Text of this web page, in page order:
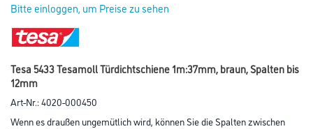
Bitte einloggen, um Preise zu sehen
Tesa 5433 Tesamoll Türdichtschiene 1m:37mm, braun, Spalten bis
12mm
Art-Nr.:4020-000450
Wenn es draußen ungemütlich wird, können Sie die Spalten zwischen